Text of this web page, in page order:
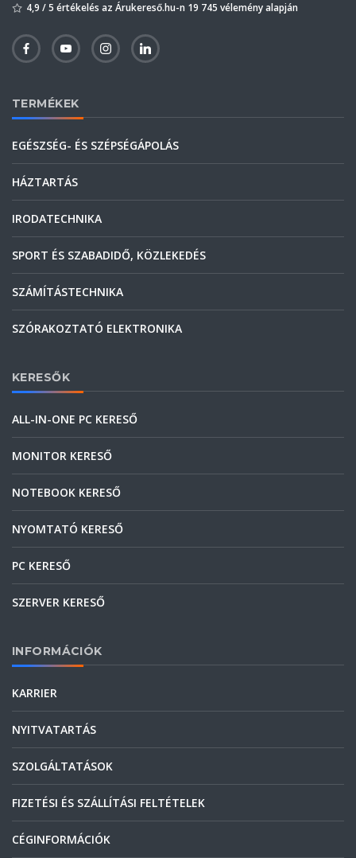
4,9 / 5 értékelés az Árukereső.hu-n 19 745 vélemény alapján
TERMÉKEK
EGÉSZSÉG- ÉS SZÉPSÉGÁPOLÁS
HÁZTARTÁS
IRODATECHNIKA
SPORT ÉS SZABADIDŐ, KÖZLEKEDÉS
SZÁMÍTÁSTECHNIKA
SZÓRAKOZTATÓ ELEKTRONIKA
KERESŐK
ALL-IN-ONE PC KERESŐ
MONITOR KERESŐ
NOTEBOOK KERESŐ
NYOMTATÓ KERESŐ
PC KERESŐ
SZERVER KERESŐ
INFORMÁCIÓK
KARRIER
NYITVATARTÁS
SZOLGÁLTATÁSOK
FIZETÉSI ÉS SZÁLLÍTÁSI FELTÉTELEK
CÉGINFORMÁCIÓK